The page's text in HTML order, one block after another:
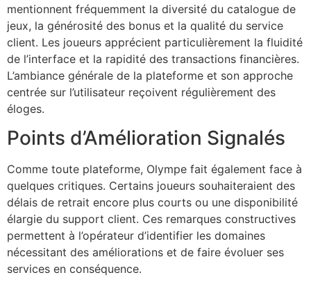
mentionnent fréquemment la diversité du catalogue de
jeux, la générosité des bonus et la qualité du service
client. Les joueurs apprécient particulièrement la fluidité
de l’interface et la rapidité des transactions financières.
L’ambiance générale de la plateforme et son approche
centrée sur l’utilisateur reçoivent régulièrement des
éloges.
Points d’Amélioration Signalés
Comme toute plateforme, Olympe fait également face à
quelques critiques. Certains joueurs souhaiteraient des
délais de retrait encore plus courts ou une disponibilité
élargie du support client. Ces remarques constructives
permettent à l’opérateur d’identifier les domaines
nécessitant des améliorations et de faire évoluer ses
services en conséquence.